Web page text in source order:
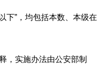
下”，均包括本数、本级在
，实施办法由公安部制